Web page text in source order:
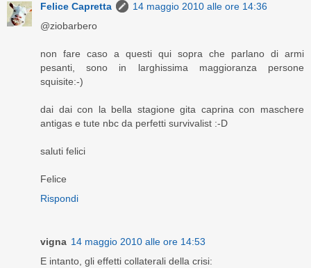
Felice Capretta
14 maggio 2010 alle ore 14:36
@ziobarbero
non fare caso a questi qui sopra che parlano di armi
pesanti, sono in larghissima maggioranza persone
squisite:-)
dai dai con la bella stagione gita caprina con maschere
antigas e tute nbc da perfetti survivalist :-D
saluti felici
Felice
Rispondi
vigna 14 maggio 2010 alle ore 14:53
E intanto, gli effetti collaterali della crisi: